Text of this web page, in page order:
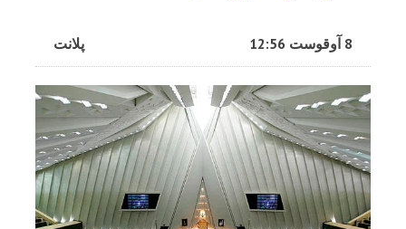
پلانت 8 آوقوست 12:56